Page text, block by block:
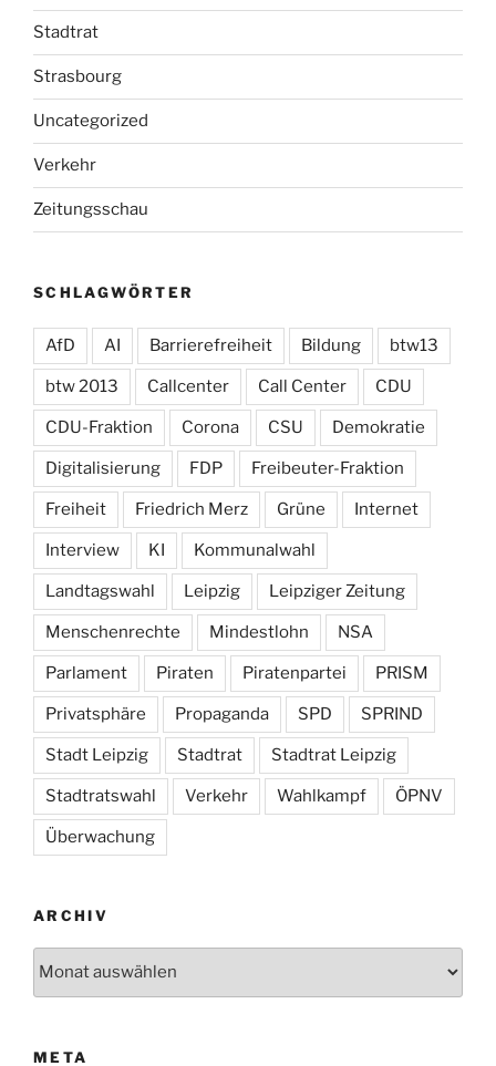
Stadtrat
Strasbourg
Uncategorized
Verkehr
Zeitungsschau
SCHLAGWÖRTER
AfD AI Barrierefreiheit Bildung btw13
btw 2013 Callcenter Call Center CDU
CDU-Fraktion Corona CSU Demokratie
Digitalisierung FDP Freibeuter-Fraktion
Freiheit Friedrich Merz Grüne Internet
Interview KI Kommunalwahl
Landtagswahl Leipzig Leipziger Zeitung
Menschenrechte Mindestlohn NSA
Parlament Piraten Piratenpartei PRISM
Privatsphäre Propaganda SPD SPRIND
Stadt Leipzig Stadtrat Stadtrat Leipzig
Stadtratswahl Verkehr Wahlkampf ÖPNV
Überwachung
ARCHIV
META